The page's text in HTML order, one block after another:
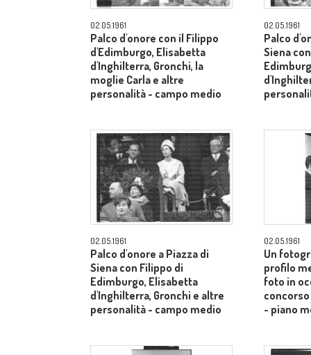
02.05.1961
Palco d'onore con il Filippo
d'Edimburgo, Elisabetta
d'Inghilterra, Gronchi, la
moglie Carla e altre
personalità - campo medio
02.05.1961
Palco
Siena
02.05.1961
Palco d'onore a Piazza di
Siena con Filippo di
Edimburgo, Elisabetta
d'Inghilterra, Gronchi e altre
personalità - campo medio
02.05.1961
Un
profilo
foto in
- piano